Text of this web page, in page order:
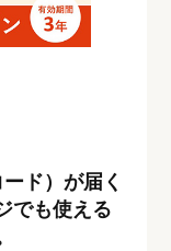
ド）が届く
でも使える